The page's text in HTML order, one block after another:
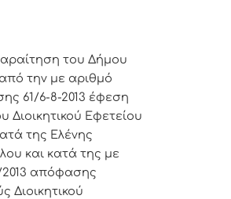
του Δήμου
την με αριθμό
61/6-8-2013 έφεση
Διοικητικού Εφετείου
της Ελένης
και κατά της με
2013 απόφασης
Διοικητικού